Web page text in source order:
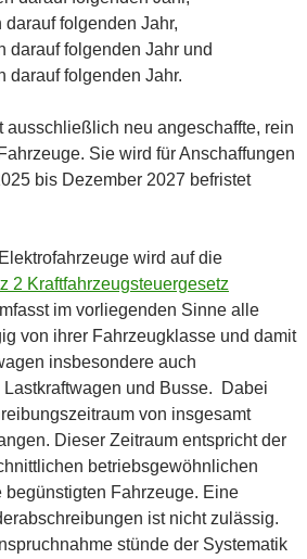
folgenden Jahr,
darauf folgenden Jahr und
darauf folgenden Jahr.
ausschließlich neu angeschaffte, rein
Sie wird für Anschaffungen
bis Dezember 2027 befristet
wird auf die
2 Kraftfahrzeugsteuergesetz
im vorliegenden Sinne alle
von ihrer Fahrzeugklasse und damit
insbesondere auch
Lastkraftwagen und Busse. Dabei
von insgesamt
Dieser Zeitraum entspricht der
betriebsgewöhnlichen
begünstigten Fahrzeuge. Eine
ist nicht zulässig.
stünde der Systematik